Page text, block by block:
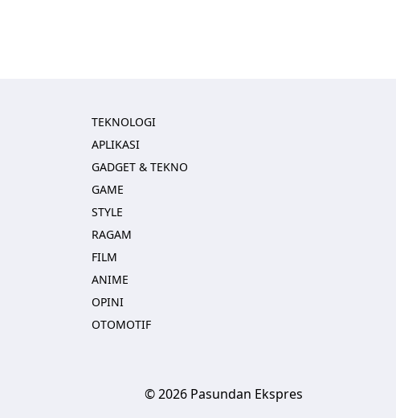
TEKNOLOGI
APLIKASI
GADGET & TEKNO
GAME
STYLE
RAGAM
FILM
ANIME
OPINI
OTOMOTIF
© 2026 Pasundan Ekspres